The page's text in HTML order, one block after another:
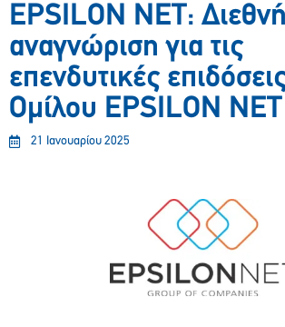
EPSILON NET:
αναγνώριση για τις
επενδυτικές
Ομίλου EPSILON NET
21 Ιανουαρίου 2025